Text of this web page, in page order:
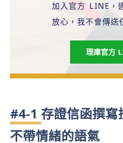
加入官方 LINE，
放心，我不會傳送
理庫官方
#4-1 存證信函撰寫
不帶情緒的語氣